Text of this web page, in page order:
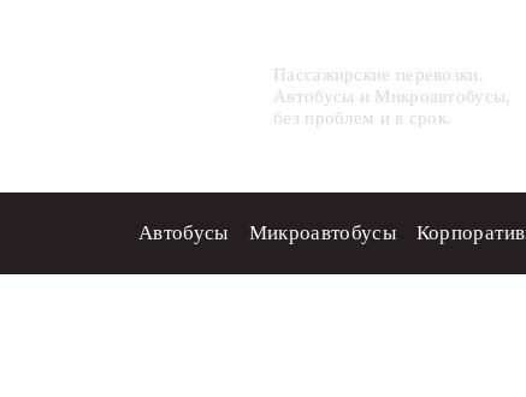
Пассажирские перевозки.
Автобусы и Микроавтобусы,
без проблем и в срок.
Автобусы Микроавтобусы